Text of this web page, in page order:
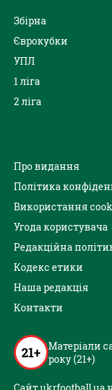
Збірна
Єврокубки
УПЛ
1 ліга
2 ліга
Про видання
Політика
Використання
Угода користувача
Редакційна
Кодекс етики
Наша редакція
Контакти
21+ Матеріали
року (21+)